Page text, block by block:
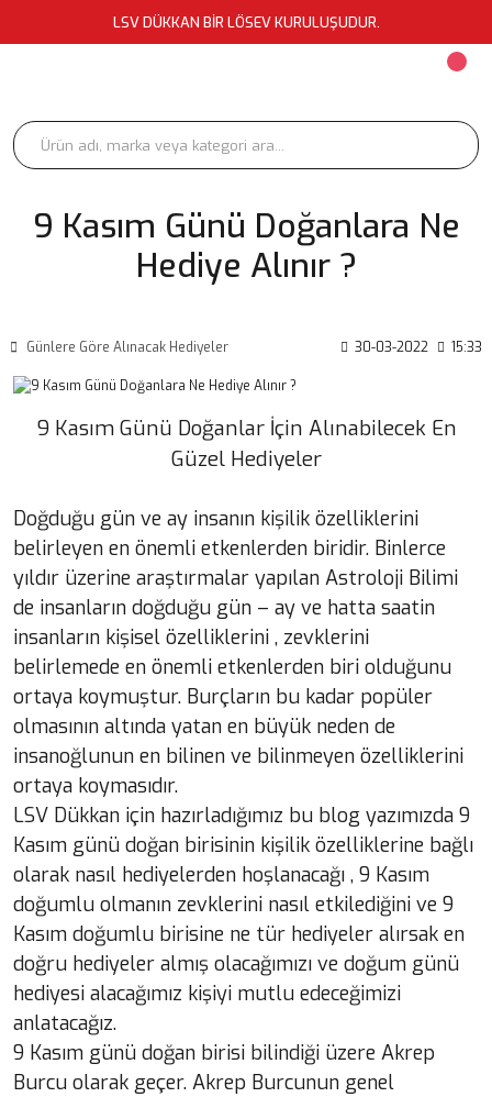
LSV DÜKKAN BİR LÖSEV KURULUŞUDUR.
9 Kasım Günü Doğanlara Ne
Hediye Alınır ?
Günlere Göre Alınacak Hediyeler 30-03-2022 15:33
9 Kasım Günü Doğanlar İçin Alınabilecek En
Güzel Hediyeler
Doğduğu gün ve ay insanın kişilik özelliklerini
belirleyen en önemli etkenlerden biridir. Binlerce
yıldır üzerine araştırmalar yapılan Astroloji Bilimi
de insanların doğduğu gün – ay ve hatta saatin
insanların kişisel özelliklerini , zevklerini
belirlemede en önemli etkenlerden biri olduğunu
ortaya koymuştur. Burçların bu kadar popüler
olmasının altında yatan en büyük neden de
insanoğlunun en bilinen ve bilinmeyen özelliklerini
ortaya koymasıdır.
LSV Dükkan için hazırladığımız bu blog yazımızda 9
Kasım günü doğan birisinin kişilik özelliklerine bağlı
olarak nasıl hediyelerden hoşlanacağı , 9 Kasım
doğumlu olmanın zevklerini nasıl etkilediğini ve 9
Kasım doğumlu birisine ne tür hediyeler alırsak en
doğru hediyeler almış olacağımızı ve doğum günü
hediyesi alacağımız kişiyi mutlu edeceğimizi
anlatacağız.
9 Kasım günü doğan birisi bilindiği üzere Akrep
Burcu olarak geçer. Akrep Burcunun genel